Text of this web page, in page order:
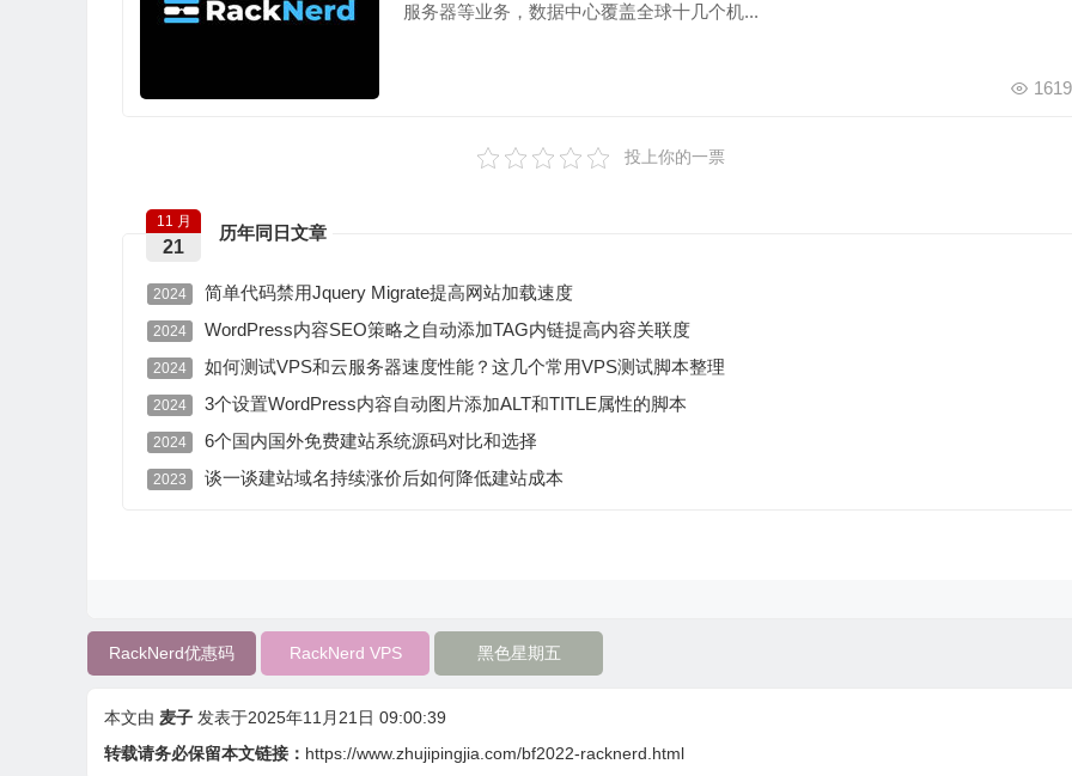
服务器等业务，数据中心覆盖全球十几个机...
1619
投上你的一票
历年同日文章
11 月
21
2024 简单代码禁用Jquery Migrate提高网站加载速度
2024 WordPress内容SEO策略之自动添加TAG内链提高内容关联度
2024 如何测试VPS和云服务器速度性能？这几个常用VPS测试脚本整理
2024 3个设置WordPress内容自动图片添加ALT和TITLE属性的脚本
2024 6个国内国外免费建站系统源码对比和选择
2023 谈一谈建站域名持续涨价后如何降低建站成本
RackNerd优惠码 RackNerd VPS 黑色星期五
本文由 麦子 发表于2025年11月21日 09:00:39
转载请务必保留本文链接： https://www.zhujipingjia.com/bf2022-racknerd.html